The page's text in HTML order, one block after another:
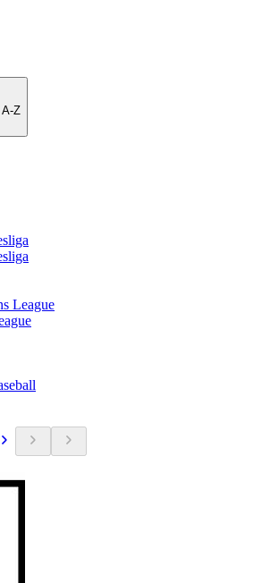
A-Z
League